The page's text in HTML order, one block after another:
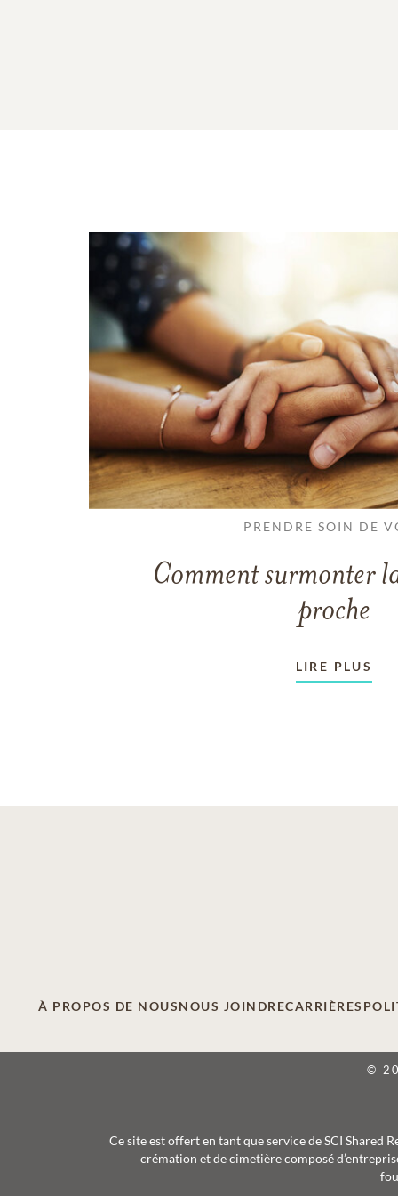
PRENDRE SOIN DE
Comment surmonter
proche
LIRE PLUS
À PROPOS DE NOUSNOUS JOINDRECARRIÈRES
©
Ce site est offert en tant que service de SCI Shared
crémation et de cimetière composé